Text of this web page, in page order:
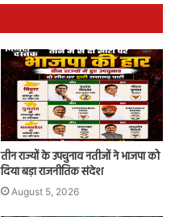
तीन राज्यों के उपचुनाव नतीजों ने भाजपा को
दिया बड़ा राजनीतिक संदेश
August 5, 2026